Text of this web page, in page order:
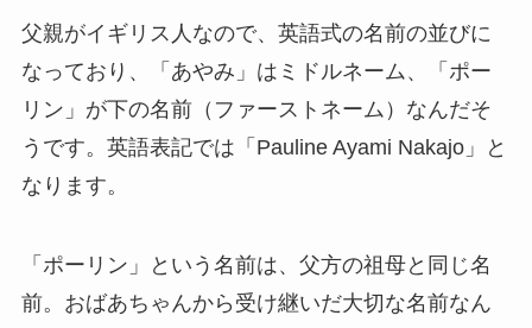
父親がイギリス人なので、英語式の名前の並びに
なっており、「あやみ」はミドルネーム、「ポー
リン」が下の名前（ファーストネーム）なんだそ
うです。英語表記では「Pauline Ayami Nakajo」と
なります。
「ポーリン」という名前は、父方の祖母と同じ名
前。おばあちゃんから受け継いだ大切な名前なん